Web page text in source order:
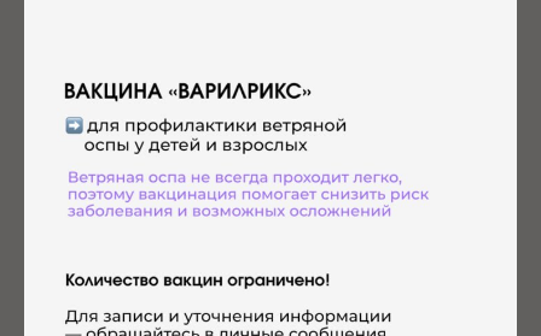
наличии показаний
Зелёнка
Безвредна, лечебного
действия не оказывает
Если у вас возникают вопросы по тактике лечения или
иммунолог, к.м.н.